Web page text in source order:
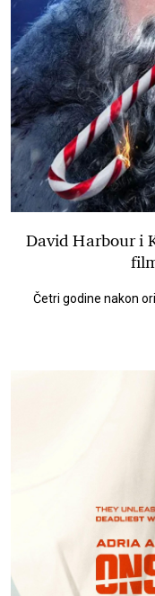
David Harbour i
Četri godine nakon